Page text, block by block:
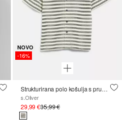
NOVO
-16%
Strukturirana polo košulja s prugama
s.Oliver
29,99 €35,99 €